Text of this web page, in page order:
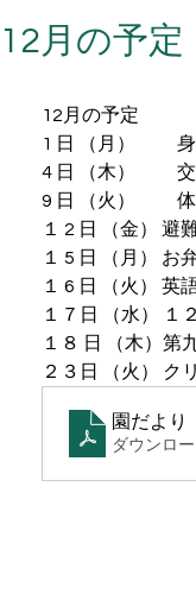
12月の予定
12月の予定
1 日 （月）　 　
4 日 （木）　 　
9 日 （火）　 　
１ 2 日 （金） 避
１ 5 日 （月） お
１ 6 日 （火） 英
１７日 （水） １
１８ 日 （木）第
２３日 （火） ク
園だよ
ダウンロ